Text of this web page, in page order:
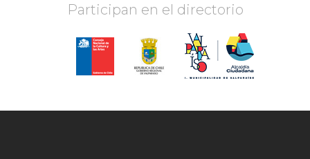
Participan en el directorio